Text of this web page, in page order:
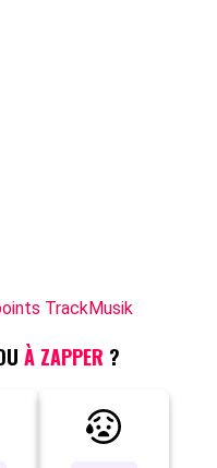
TrackMusik
À ZAPPER ?